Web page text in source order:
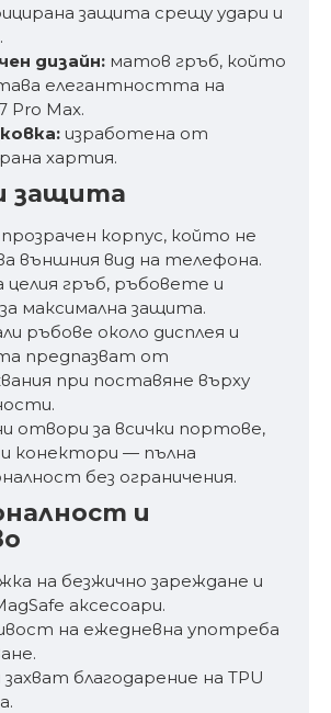
защита срещу удари и
дизайн: матов гръб, който
елегантността на
Pro Max.
изработена от
хартия.
защита
корпус, който не
външния вид на телефона.
целия гръб, ръбовете и
максимална защита.
ръбове около дисплея и
предпазват от
при поставяне върху
отвори за всички портове,
конектори — пълна
без ограничения.
и
на безжично зареждане и
аксесоари.
на ежедневна употреба
захват благодарение на TPU